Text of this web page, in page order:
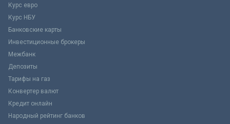
Курс евро
Курс НБУ
Банковские карты
Инвестиционные брокеры
Межбанк
Депозиты
Тарифы на газ
Конвертер валют
Кредит онлайн
Народный рейтинг банков